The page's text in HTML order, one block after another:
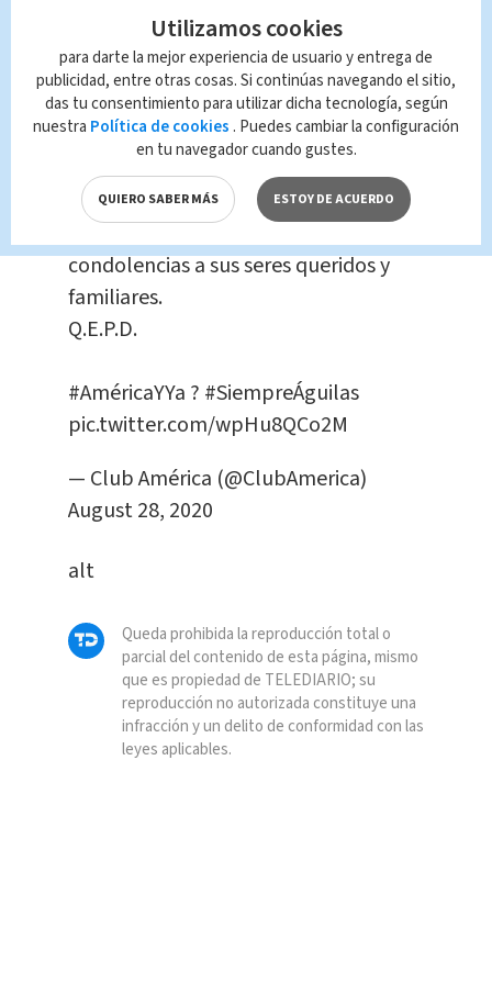
condolencias a sus seres queridos y
familiares", escribieron.
El Club América lamenta el sensible
fallecimiento de Manuel "El Loco
Valdés".
Expresamos nuestras más sentidas
condolencias a sus seres queridos y
familiares.
Q.E.P.D.
#AméricaYYa ? #SiempreÁguilas
pic.twitter.com/wpHu8QCo2M
— Club América (@ClubAmerica)
August 28, 2020
alt
Queda prohibida la reproducción total o
parcial del contenido de esta página, mismo
que es propiedad de TELEDIARIO; su
reproducción no autorizada constituye una
infracción y un delito de conformidad con las
leyes aplicables.
Utilizamos cookies
para darte la mejor experiencia de usuario y entrega de
publicidad, entre otras cosas. Si continúas navegando el sitio,
das tu consentimiento para utilizar dicha tecnología, según
nuestra Política de cookies . Puedes cambiar la configuración
en tu navegador cuando gustes.
QUIERO SABER MÁS ESTOY DE ACUERDO